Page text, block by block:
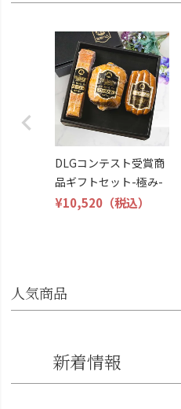
DLGコンテスト受賞商
品ギフトセット-極み-
¥10,520 （税込）
人気商品
新着情報